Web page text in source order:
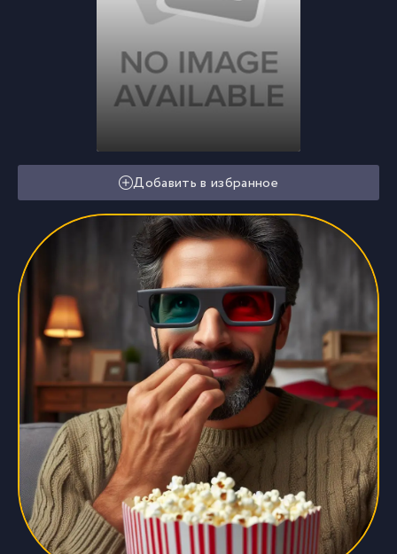
Добавить в избранное